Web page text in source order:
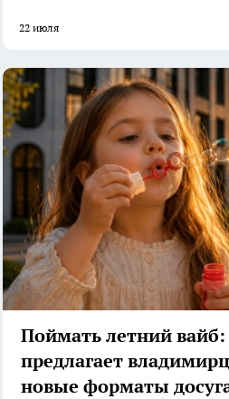
22 июля
Поймать летний
предлагает
новые форматы